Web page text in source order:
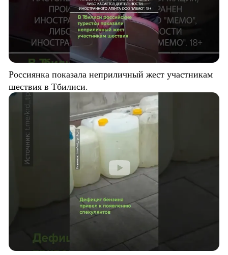
Россиянка показала неприличный жест участникам
шествия в Тбилиси.